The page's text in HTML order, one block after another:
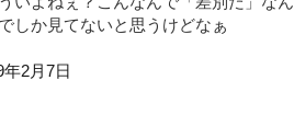
しか見てないと思うけどなぁ
年2月7日